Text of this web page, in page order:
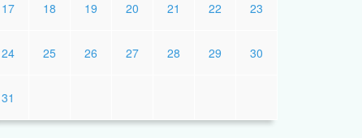
17 18 19 20 21 22 23
24 25 26 27 28 29 30
31